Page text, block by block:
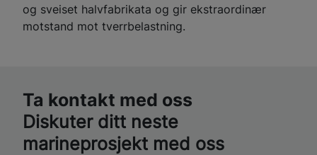
og sveiset halvfabrikata og gir ekstraordinær
motstand mot tverrbelastning.
Ta kontakt med oss
Diskuter ditt neste
marineprosjekt med oss